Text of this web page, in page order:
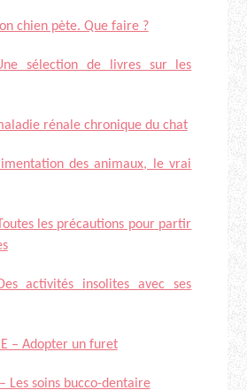
chien pète. Que faire ?
sélection de livres sur les
rénale chronique du chat
des animaux, le vrai
les précautions pour partir
activités insolites avec ses
– Adopter un furet
Les soins bucco-dentaire